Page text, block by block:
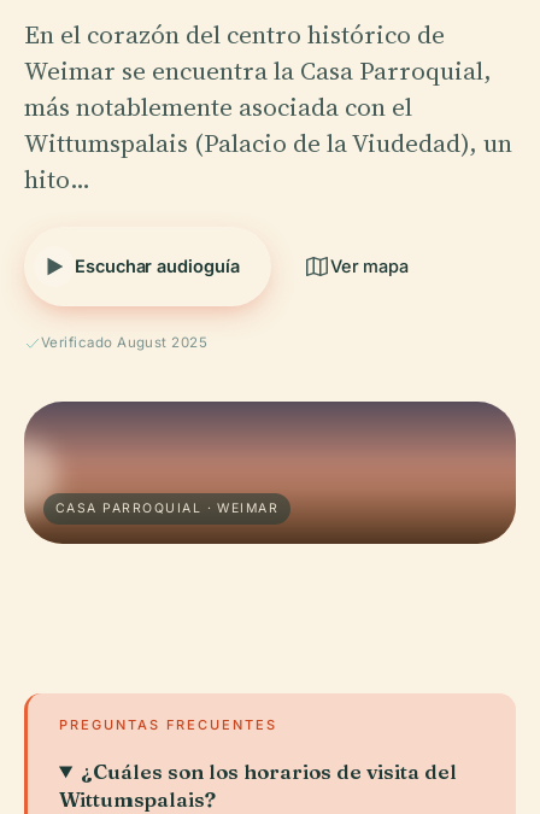
En el corazón del centro histórico de
Weimar se encuentra la Casa Parroquial,
más notablemente asociada con el
Wittumspalais (Palacio de la Viudedad), un
hito…
Escuchar audioguía Ver mapa
Verificado August 2025
CASA PARROQUIAL · WEIMAR
PREGUNTAS FRECUENTES
¿Cuáles son los horarios de visita del
Wittumspalais?